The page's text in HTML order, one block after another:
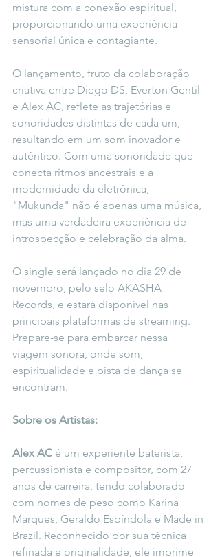
mistura com a conexão espiritual,
proporcionando uma experiência
sensorial única e contagiante.
O lançamento, fruto da colaboração
criativa entre Diego DS, Everton Gentil
e Alex AC, reflete as trajetórias e
sonoridades distintas de cada um,
resultando em um som inovador e
autêntico. Com uma sonoridade que
conecta ritmos ancestrais e a
modernidade da eletrônica,
"Mukunda" não é apenas uma música,
mas uma verdadeira experiência de
introspecção e celebração da alma.
O single será lançado no dia 29 de
novembro, pelo selo AKASHA
Records, e estará disponível nas
principais plataformas de streaming.
Prepare-se para embarcar nessa
viagem sonora, onde som,
espiritualidade e pista de dança se
encontram.
Sobre os Artistas:
Alex AC é um experiente baterista,
percussionista e compositor, com 27
anos de carreira, tendo colaborado
com nomes de peso como Karina
Marques, Geraldo Espíndola e Made in
Brazil. Reconhecido por sua técnica
refinada e originalidade, ele imprime